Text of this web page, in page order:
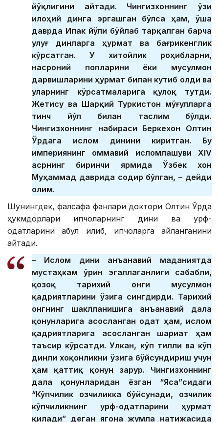
йўқлигини айтади. Чингизхоннинг ўзи
илоҳий динга эргашган бўлса ҳам, ўша
даврда Ипак йўли бўйлаб тарқалган барча
улуғ динларга ҳурмат ва бағрикенглик
кўрсатган. У хитойлик роҳибларни,
насроний попларини ёки мусулмон
дарвишларини ҳурмат билан кутиб олди ва
уларнинг кўрсатмаларига қулоқ тутди.
Жетису ва Шарқий Туркистон мўғулларга
тинч йўл билан таслим бўлди.
Чингизхоннинг набираси Беркехон Олтин
Ўрдага ислом динини киритган. Бу
империянинг оммавий исломлашуви XIV
асрнинг биринчи ярмида Ўзбек хон
Муҳаммад даврида содир бўлган, – дейди
олим.
Шунингдек, фалсафа фанлари доктори Олтин Ўрда
ҳукмдорлари қипчоқларнинг дини ва урф-
одатларини қабул қилиб, қипчоқларга айланганини
айтади.
– Ислом дини анъанавий маданиятда
мустаҳкам ўрин эгаллаганлиги сабабли,
қозоқ тарихий онги мусулмон
қадриятларини ўзига сингдирди. Тарихий
онгнинг шаклланишига анъанавий дала
қонунларига асосланган одат ҳам, ислом
қадриятларига асосланган шариат ҳам
таъсир кўрсатди. Улкан, кўп тилли ва кўп
динли хоқонликни ўзига бўйсундириш учун
ҳам қаттиқ қонун зарур. Чингизхоннинг
дала қонунларидан ёзган “Яса”сидаги
“Кўпчилик озчиликка бўйсунади, озчилик
кўпчиликнинг урф-одатларини ҳурмат
қилади” деган ягона жумла натижасида